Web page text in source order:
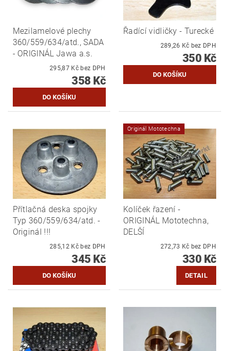
Mezilamelové plechy
360/559/634/atd., SADA
- ORIGINÁL Jawa a.s.
295,87 Kč bez DPH
358 Kč
Řadící vidličky - Turecké
289,26 Kč bez DPH
350 Kč
Přítlačná deska spojky
Typ 360/559/634/atd. -
Originál !!!
285,12 Kč bez DPH
345 Kč
Originál Mototechna
Kolíček řazení -
ORIGINÁL Mototechna,
DELŠÍ
272,73 Kč bez DPH
330 Kč
DETAIL